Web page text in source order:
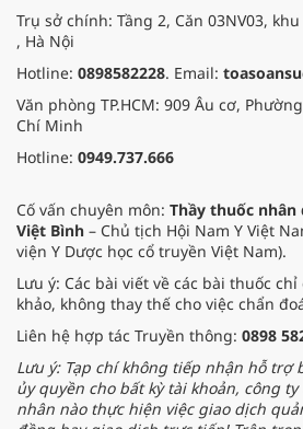
Trụ sở chính: Tầng 2, Căn 03NV03,
, Hà Nội
Hotline: 0898582228. Email:
Văn phòng TP.HCM: 909 Âu cơ,
Chí Minh
Hotline: 0949.737.666
Cố vấn chuyên môn: Thầy thuốc nhân
Việt Bình – Chủ tịch Hội Nam Y Việt
viện Y Dược học cổ truyền Việt Nam).
Lưu ý: Các bài viết về các bài thuốc
khảo, không thay thế cho việc chẩn
Liên hệ hợp tác Truyền thông: 0898
Lưu ý: Tạp chí không tiếp nhận hỗ trợ
ủy quyền cho bất kỳ tài khoản, công
nhân nào thực hiện việc giao dịch